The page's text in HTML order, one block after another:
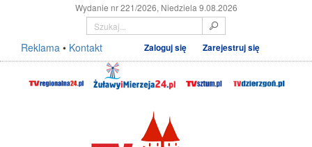
Wydanie nr 221/2026, Niedziela 9.08.2026
Reklama • Kontakt Zaloguj się Zarejestruj się